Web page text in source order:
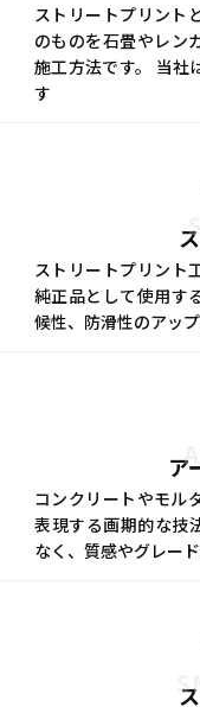
ストリートプリント
のものを石畳やレン
施工方法です。 当社
す
ストリートプリント
純正品として使用す
候性、防滑性のアッ
ア
コンクリートやモル
表現する画期的な技
なく、質感やグレー